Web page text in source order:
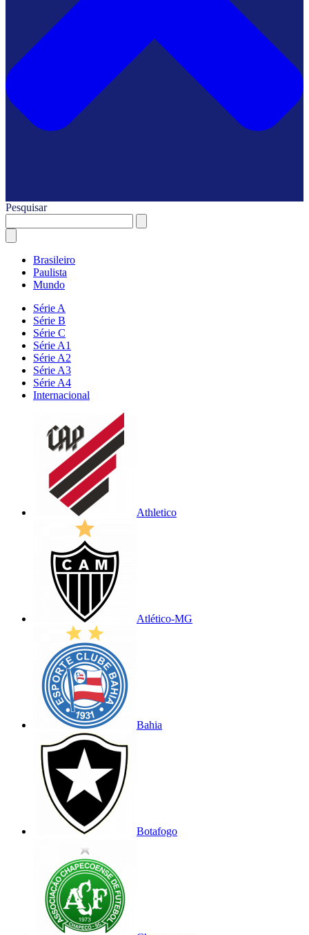
Pesquisar
Brasileiro
Paulista
Mundo
Série A
Série B
Série C
Série A1
Série A2
Série A3
Série A4
Internacional
Athletico
Atlético-MG
Bahia
Botafogo